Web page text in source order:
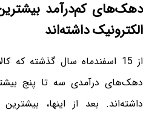
دهک‌های کم‌درآمد بیشترین
الکترونیک داشته‌اند
از 15 اسفند‌ماه سال گذشته که
دهک‌های درآمدی سه تا پنج
داشته‌اند. بعد از اینها،